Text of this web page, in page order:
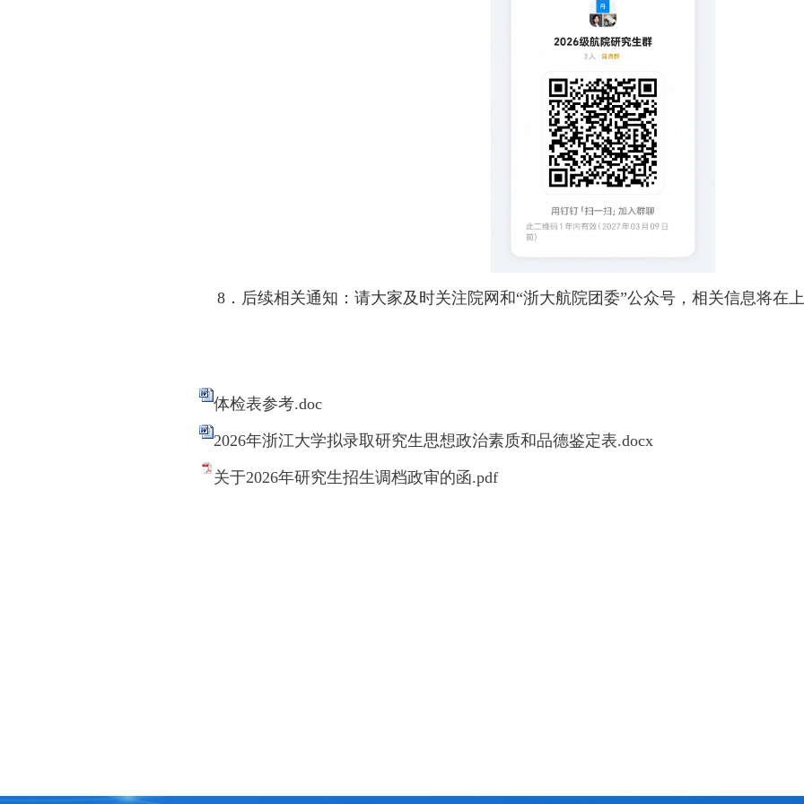
8．后续相关通知：请大家及时关注 院网和“浙大航院团委”公众号，相关信息将在
体检表参考.doc
2026年浙江大学拟录取研究生思想政治素质和品德鉴定表.docx
关于2026年研究生招生调档政审的函.pdf